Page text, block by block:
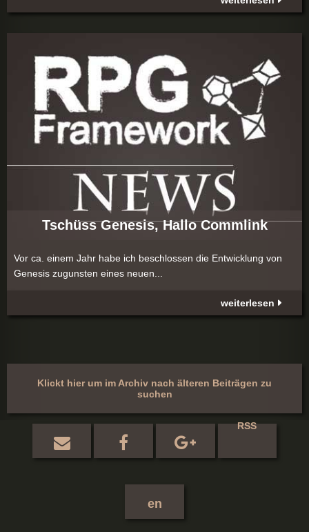
Tschüss Genesis, Hallo Commlink
Vor ca. einem Jahr habe ich beschlossen die Entwicklung von
Genesis zugunsten eines neuen...
weiterlesen
Klickt hier um im Archiv nach älteren Beiträgen zu
suchen
RSS
en